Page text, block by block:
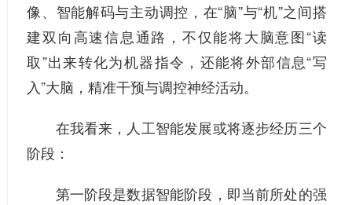
像、智能解码与主动调控，在“脑”与“机”之间搭
建双向高速信息通路，不仅能将大脑意图“读
取”出来转化为机器指令，还能将外部信息“写
入”大脑，精准干预与调控神经活动。
在我看来，人工智能发展或将逐步经历三个
阶段：
第一阶段是数据智能阶段，即当前所处的强